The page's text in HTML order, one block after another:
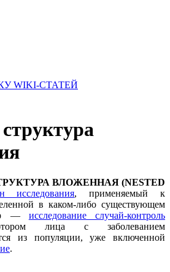
WIKI-СТАТЕЙ
ВЛОЖЕННАЯ (NESTED
исследования, применяемый к
в каком-либо существующем
— исследование случай-контроль
лица с заболеванием
из популяции, уже включенной
.